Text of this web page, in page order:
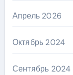
Апрель 2026
Октябрь 2024
Сентябрь 2024